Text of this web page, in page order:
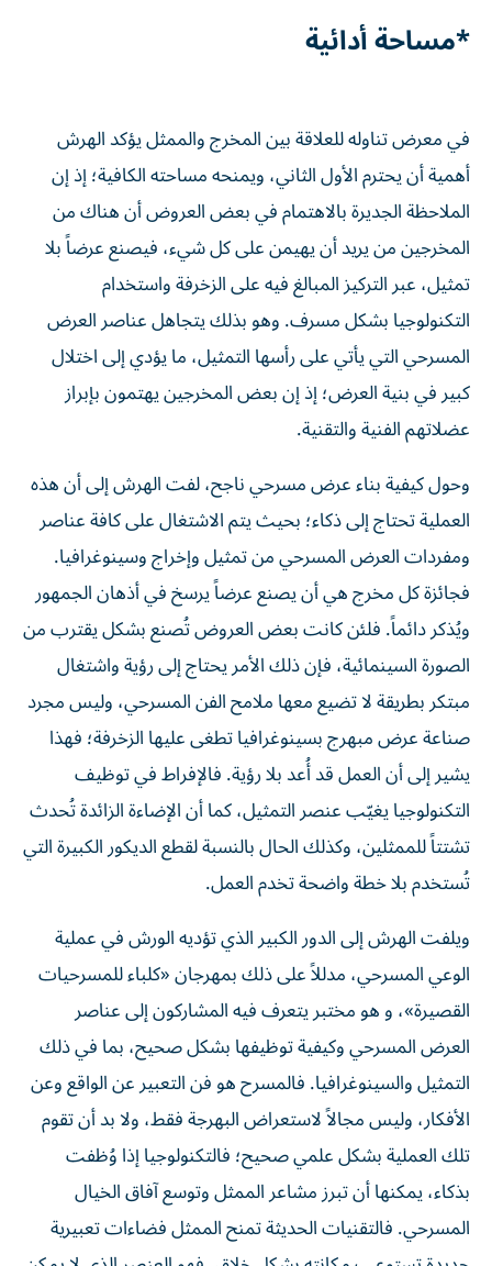
*مساحة أدائية
في معرض تناوله للعلاقة بين المخرج والممثل يؤكد الهرش
أهمية أن يحترم الأول الثاني، ويمنحه مساحته الكافية؛ إذ إن
الملاحظة الجديرة بالاهتمام في بعض العروض أن هناك من
المخرجين من يريد أن يهيمن على كل شيء، فيصنع عرضاً بلا
تمثيل، عبر التركيز المبالغ فيه على الزخرفة واستخدام
التكنولوجيا بشكل مسرف. وهو بذلك يتجاهل عناصر العرض
المسرحي التي يأتي على رأسها التمثيل، ما يؤدي إلى اختلال
كبير في بنية العرض؛ إذ إن بعض المخرجين يهتمون بإبراز
عضلاتهم الفنية والتقنية.
وحول كيفية بناء عرض مسرحي ناجح، لفت الهرش إلى أن هذه
العملية تحتاج إلى ذكاء؛ بحيث يتم الاشتغال على كافة عناصر
ومفردات العرض المسرحي من تمثيل وإخراج وسينوغرافيا.
فجائزة كل مخرج هي أن يصنع عرضاً يرسخ في أذهان الجمهور
ويُذكر دائماً. فلئن كانت بعض العروض تُصنع بشكل يقترب من
الصورة السينمائية، فإن ذلك الأمر يحتاج إلى رؤية واشتغال
مبتكر بطريقة لا تضيع معها ملامح الفن المسرحي، وليس مجرد
صناعة عرض مبهرج بسينوغرافيا تطغى عليها الزخرفة؛ فهذا
يشير إلى أن العمل قد أُعد بلا رؤية. فالإفراط في توظيف
التكنولوجيا يغيّب عنصر التمثيل، كما أن الإضاءة الزائدة تُحدث
تشتتاً للممثلين، وكذلك الحال بالنسبة لقطع الديكور الكبيرة التي
تُستخدم بلا خطة واضحة تخدم العمل.
ويلفت الهرش إلى الدور الكبير الذي تؤديه الورش في عملية
الوعي المسرحي، مدللاً على ذلك بمهرجان «كلباء للمسرحيات
القصيرة»، و هو مختبر يتعرف فيه المشاركون إلى عناصر
العرض المسرحي وكيفية توظيفها بشكل صحيح، بما في ذلك
التمثيل والسينوغرافيا. فالمسرح هو فن التعبير عن الواقع وعن
الأفكار، وليس مجالاً لاستعراض البهرجة فقط، ولا بد أن تقوم
تلك العملية بشكل علمي صحيح؛ فالتكنولوجيا إذا وُظفت
بذكاء، يمكنها أن تبرز مشاعر الممثل وتوسع آفاق الخيال
المسرحي. فالتقنيات الحديثة تمنح الممثل فضاءات تعبيرية